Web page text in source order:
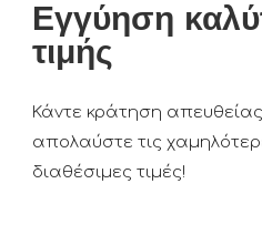
Εγγύηση
τιμής
Κάντε κράτηση
απολαύστε τις
διαθέσιμες τιμές!